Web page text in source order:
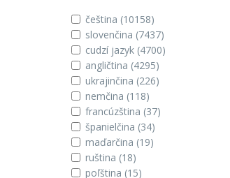
čeština (10158)
slovenčina (7437)
cudzí jazyk (4700)
angličtina (4295)
ukrajinčina (226)
nemčina (118)
francúzština (37)
španielčina (34)
maďarčina (19)
ruština (18)
poľština (15)